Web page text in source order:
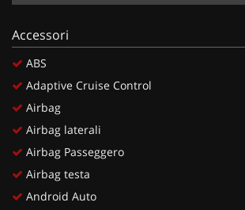
Accessori
ABS
Adaptive Cruise Control
Airbag
Airbag laterali
Airbag Passeggero
Airbag testa
Android Auto